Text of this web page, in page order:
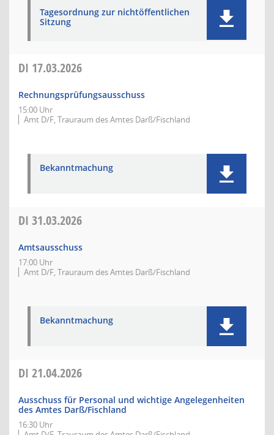
Tagesordnung zur nichtöffentlichen
Sitzung
DI 17.03.2026
Rechnungsprüfungsausschuss
15:00 Uhr
Amt D/F, Trauraum des Amtes Darß/Fischland
Bekanntmachung
DI 31.03.2026
Amtsausschuss
17:00 Uhr
Amt D/F, Trauraum des Amtes Darß/Fischland
Bekanntmachung
DI 21.04.2026
Ausschuss für Personal und wichtige Angelegenheiten
des Amtes Darß/Fischland
16:30 Uhr